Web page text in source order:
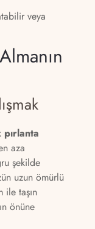
veya
pırlanta
aza
şekilde
uzun ömürlü
ile taşın
önüne